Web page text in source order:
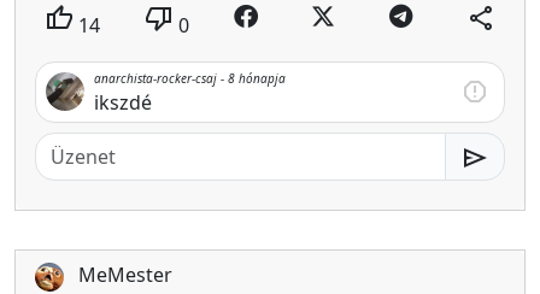
thumb_up 14 thumb_down 0 share
anarchista-rocker-csaj - 8 hónapja
ikszdé
report
send
MeMester